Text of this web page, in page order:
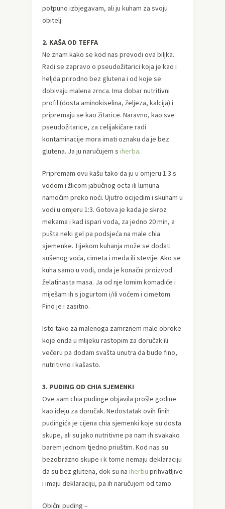
potpuno izbjegavam, ali ju kuham za svoju
obitelj.
2. KAŠA OD TEFFA
Ne znam kako se kod nas prevodi ova biljka.
Radi se zapravo o pseudožitarici koja je kao i
heljda prirodno bez glutena i od koje se
dobivaju malena zrnca. Ima dobar nutritivni
profil (dosta aminokiselina, željeza, kalcija) i
pripremaju se kao žitarice. Naravno, kao sve
pseudožitarice, za celijakičare radi
kontaminacije mora imati oznaku da je bez
glutena. Ja ju naručujem s iherba.
Pripremam ovu kašu tako da ju u omjeru 1:3 s
vodom i žlicom jabučnog octa ili lumuna
namočim preko noći. Ujutro ocijedim i skuham u
vodi u omjeru 1:3. Gotova je kada je skroz
mekama i kad ispari voda, za jedno 20 min, a
pušta neki gel pa podsjeća na male chia
sjemenke. Tijekom kuhanja može se dodati
sušenog voća, cimeta i meda ili stevije. Ako se
kuha samo u vodi, onda je konačni proizvod
želatinasta masa. Ja od nje lomim komadiće i
miješam ih s jogurtom i/ili voćem i cimetom.
Fino je i zasitno.
Isto tako za malenoga zamrznem male obroke
koje onda u mlijeku rastopim za doručak ili
večeru pa dodam svašta unutra da bude fino,
nutritivno i kašasto.
3. PUDING OD CHIA SJEMENKI
Ove sam chia pudinge objavila prošle godine
kao ideju za doručak. Nedostatak ovih finih
pudingića je cijena chia sjemenki koje su dosta
skupe, ali su jako nutritivne pa nam ih svakako
barem jednom tjedno priuštim. Kod nas su
bezobrazno skupe i k tome nemaju deklaraciju
da su bez glutena, dok su na iherbu prihvatljive
i imaju deklaraciju, pa ih naručujem od tamo.
Obični puding –